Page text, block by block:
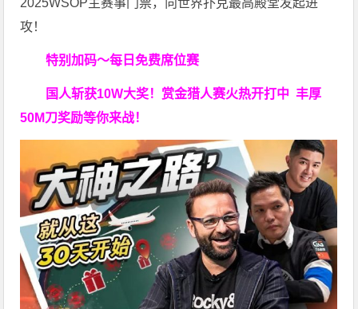
2025WSOP主赛事门票，向世界扑克最高殿堂发起进
攻！
特别加码～每日免费席位赛
国人斩获10W大奖！ 赏金猎人赛火热开打中 丰厚
50M刀奖励等你来战！